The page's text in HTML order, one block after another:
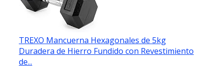
TREXO Mancuerna Hexagonales de 5kg
Duradera de Hierro Fundido con Revestimiento
de...